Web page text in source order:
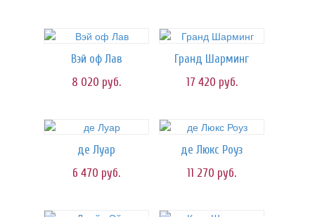
Вэй оф Лав
8 020 руб.
Гранд Шарминг
17 420 руб.
де Луар
6 470 руб.
де Люкс Роуз
11 270 руб.